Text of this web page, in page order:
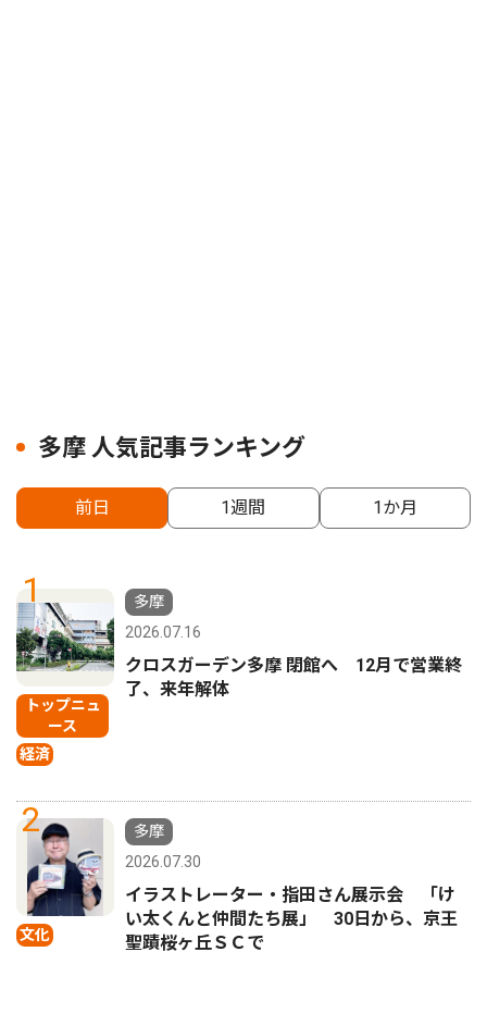
多摩 人気記事ランキング
前日 1週間 1か月
1
トップニュ
ース
経済
多摩
2026.07.16
クロスガーデン多摩 閉館へ 12月で営業終
了、来年解体
2
文化
多摩
2026.07.30
イラストレーター・指田さん展示会 「け
い太くんと仲間たち展」 30日から、京王
聖蹟桜ヶ丘ＳＣで